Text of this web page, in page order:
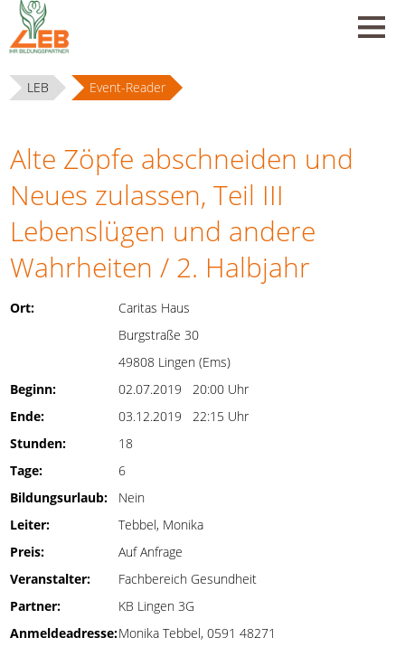
LEB Event-Reader
Alte Zöpfe abschneiden und
Neues zulassen, Teil III
Lebenslügen und andere
Wahrheiten / 2. Halbjahr
Ort:
Caritas Haus
Burgstraße 30
49808 Lingen (Ems)
Beginn:
02.07.2019 20:00 Uhr
Ende:
03.12.2019 22:15 Uhr
Stunden:
18
Tage:
6
Bildungsurlaub:
Nein
Leiter:
Tebbel, Monika
Preis:
Auf Anfrage
Veranstalter:
Fachbereich Gesundheit
Partner:
KB Lingen 3G
Anmeldeadresse:Monika Tebbel, 0591 48271